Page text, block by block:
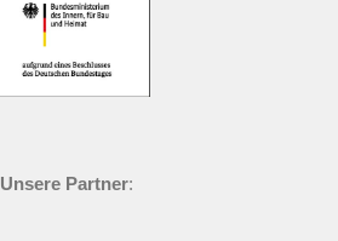
Unsere Partner: